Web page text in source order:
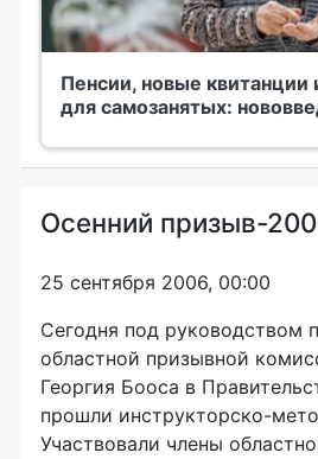
Пенсии, новые квитанции
для самозанятых:
Осенний призыв-
25 сентября 2006, 00:00
Сегодня под руководством
областной призывной
Георгия Бооса в
прошли инструкторско-
Участвовали члены